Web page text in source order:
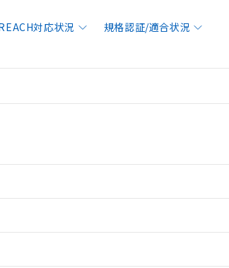
対応状況 規格認証/適合状況